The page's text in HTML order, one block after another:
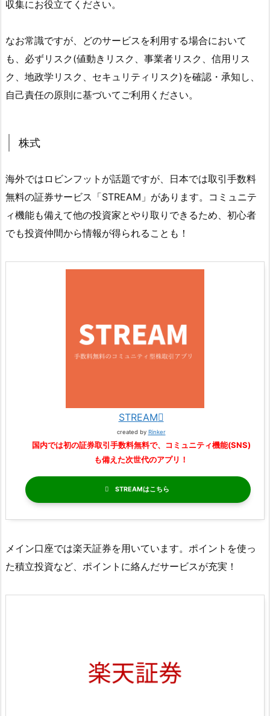
収集にお役立てください。
なお常識ですが、どのサービスを利用する場合において
も、必ずリスク(値動きリスク、事業者リスク、信用リス
ク、地政学リスク、セキュリティリスク)を確認・承知し、
自己責任の原則に基づいてご利用ください。
株式
海外ではロビンフットが話題ですが、日本では取引手数料
無料の証券サービス「STREAM」があります。コミュニテ
ィ機能も備えて他の投資家とやり取りできるため、初心者
でも投資仲間から情報が得られることも！
STREAM
created by Rinker
国内では初の証券取引手数料無料で、コミュニティ機能(SNS)
も備えた次世代のアプリ！
STREAM
メイン口座では楽天証券を用いています。ポイントを使っ
た積立投資など、ポイントに絡んだサービスが充実！